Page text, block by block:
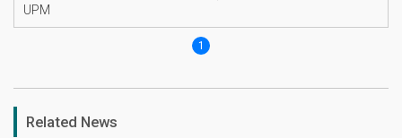
UPM
1
Related News